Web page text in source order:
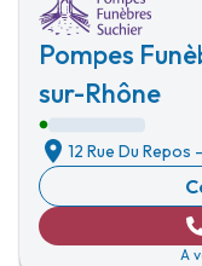
Pompes
sur-Rhône
12 Rue Du Repos -
A